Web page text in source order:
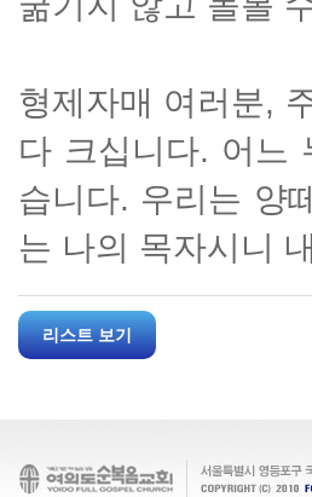
형제자매 여러분,
다 크십니다. 어느
습니다. 우리는 양
는 나의 목자시니
리스트 보기